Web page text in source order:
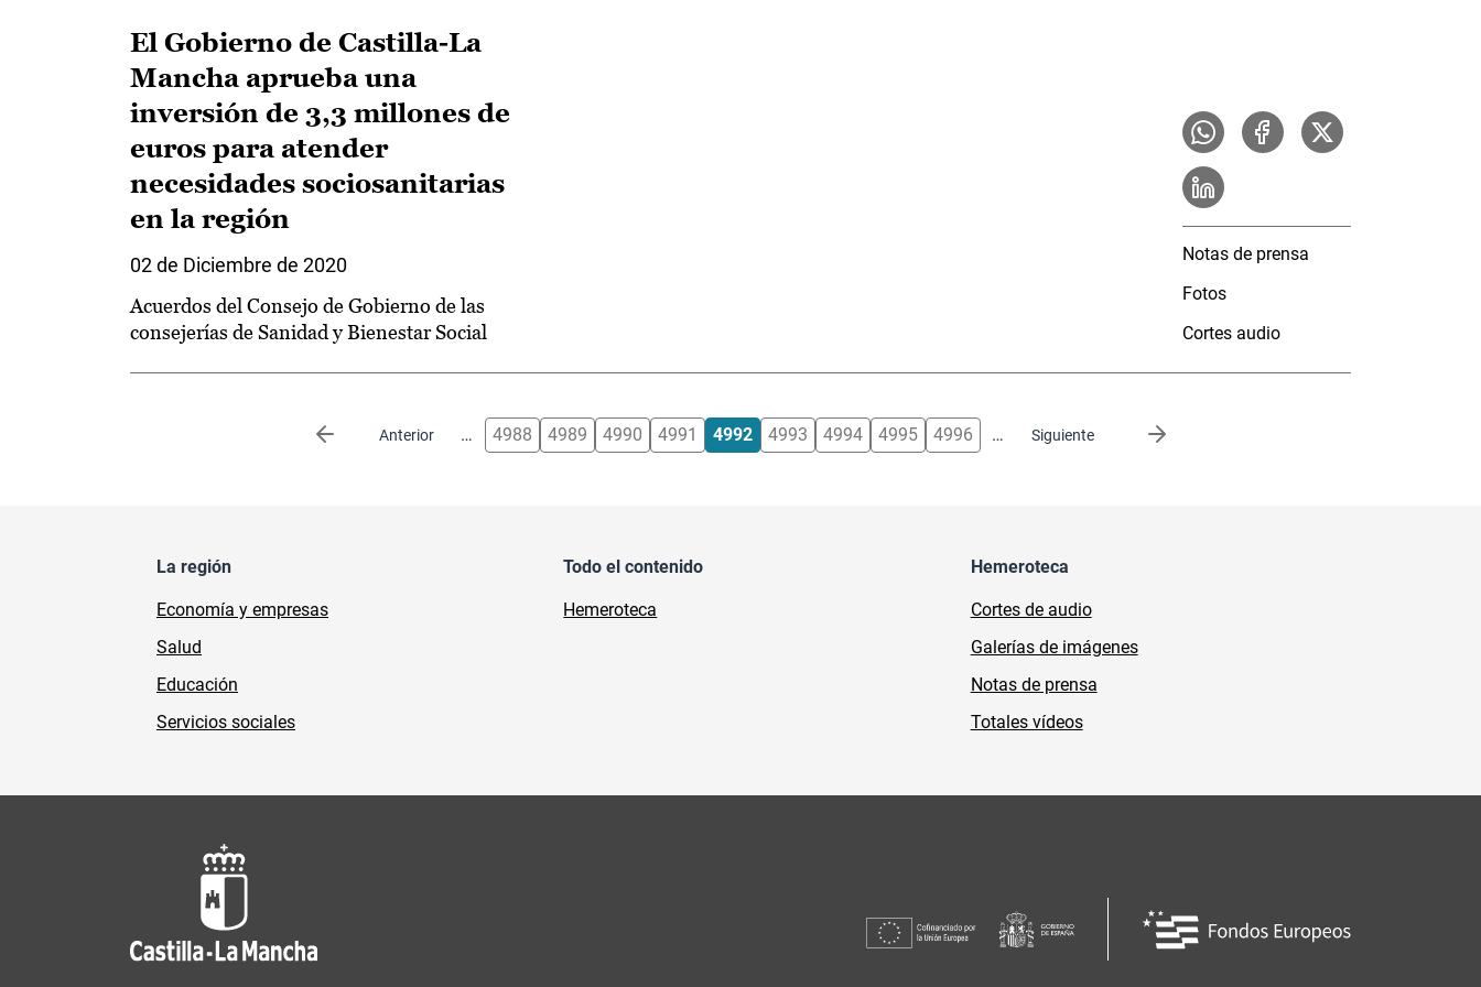
El Gobierno de Castilla-La
Mancha aprueba una
inversión de 3,3 millones de
euros para atender
necesidades sociosanitarias
en la región
02 de Diciembre de 2020
Acuerdos del Consejo de Gobierno de las
consejerías de Sanidad y Bienestar Social
Notas de prensa
Fotos
Cortes audio
Anterior
Página anterior … 4988 4989 4990 4991 4992 4993 4994 4995 4996 … Siguiente
Siguiente página
La región
Economía y empresas
Salud
Educación
Servicios sociales
Todo el contenido
Hemeroteca
Hemeroteca
Cortes de audio
Galerías de imágenes
Notas de prensa
Totales vídeos